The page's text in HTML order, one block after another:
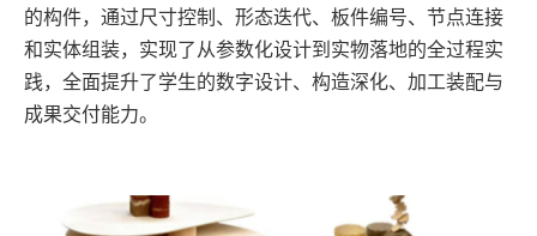
的构件，通过尺寸控制、形态迭代、板件编号、节点连接
和实体组装，实现了从参数化设计到实物落地的全过程实
践，全面提升了学生的数字设计、构造深化、加工装配与
成果交付能力。